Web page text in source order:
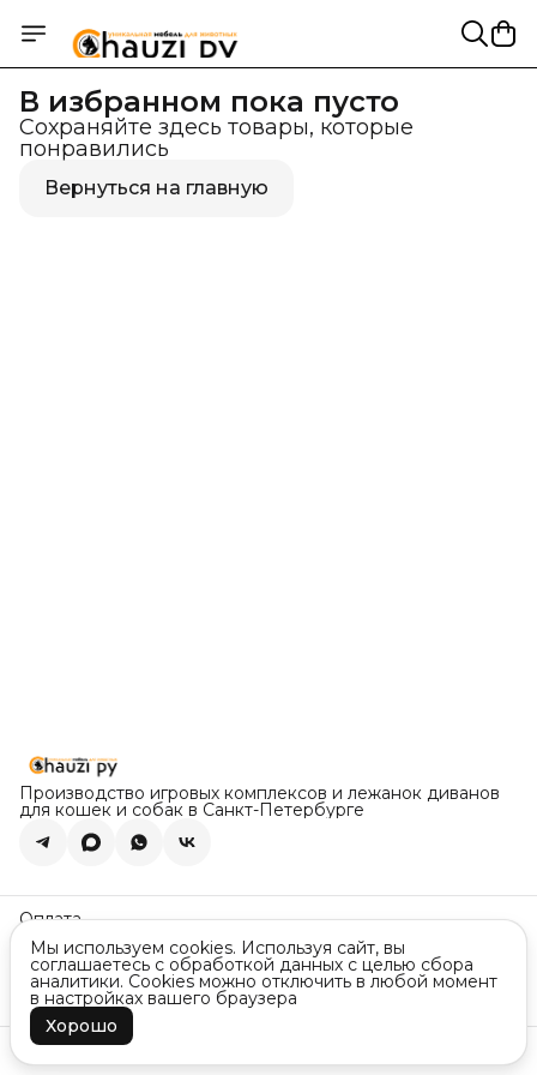
В избранном пока пусто
Сохраняйте здесь товары, которые
понравились
Вернуться на главную
Производство игровых комплексов и лежанок диванов
для кошек и собак в Санкт-Петербурге
Оплата
Доставка
Правила возврата
Реквизиты
Оферта
Политика конфиденциальности
Контакты
Мы используем cookies. Используя сайт, вы
соглашаетесь с обработкой данных с целью сбора
аналитики. Cookies можно отключить в любой момент
в настройках вашего браузера
Хорошо